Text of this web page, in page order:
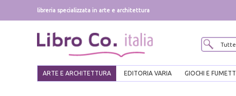
libreria specializzata in arte e architettura
ARTE E ARCHITETTURA EDITORIA VARIA GIOCHI E FUMETTI